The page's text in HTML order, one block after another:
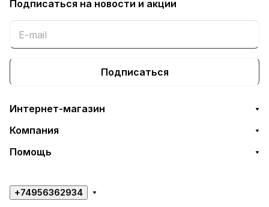
Подписаться на новости и акции
Подписаться
Интернет-магазин
Компания
Помощь
+74956362934